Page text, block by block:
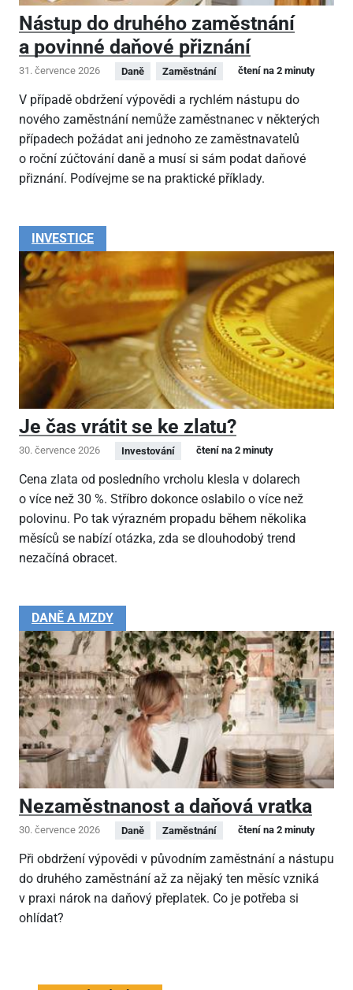
Nástup do druhého zaměstnání
a povinné daňové přiznání
31. července 2026 Daně Zaměstnání čtení na 2 minuty
V případě obdržení výpovědi a rychlém nástupu do
nového zaměstnání nemůže zaměstnanec v některých
případech požádat ani jednoho ze zaměstnavatelů
o roční zúčtování daně a musí si sám podat daňové
přiznání. Podívejme se na praktické příklady.
INVESTICE
Je čas vrátit se ke zlatu?
30. července 2026 Investování čtení na 2 minuty
Cena zlata od posledního vrcholu klesla v dolarech
o více než 30 %. Stříbro dokonce oslabilo o více než
polovinu. Po tak výrazném propadu během několika
měsíců se nabízí otázka, zda se dlouhodobý trend
nezačíná obracet.
DANĚ A MZDY
Nezaměstnanost a daňová vratka
30. července 2026 Daně Zaměstnání čtení na 2 minuty
Při obdržení výpovědi v původním zaměstnání a nástupu
do druhého zaměstnání až za nějaký ten měsíc vzniká
v praxi nárok na daňový přeplatek. Co je potřeba si
ohlídat?